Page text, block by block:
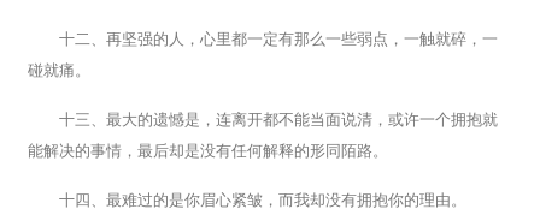
十二、再坚强的人，心里都一定有那么一些弱点，一触就碎，一
碰就痛。
十三、最大的遗憾是，连离开都不能当面说清，或许一个拥抱就
能解决的事情，最后却是没有任何解释的形同陌路。
十四、最难过的是你眉心紧皱，而我却没有拥抱你的理由。